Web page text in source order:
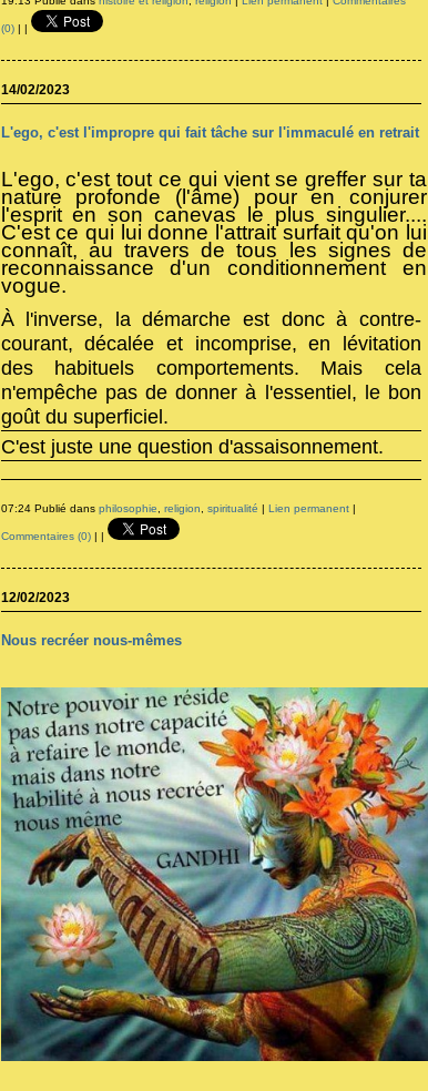
(0)| |
14/02/2023
L'ego, c'est l'impropre qui fait tâche sur l'immaculé en retrait
L'ego, c'est tout ce qui vient se greffer sur ta
nature profonde (l'âme) pour en conjurer
l'esprit en son canevas le plus singulier....
C'est ce qui lui donne l'attrait surfait qu'on lui
connaît, au travers de tous les signes de
reconnaissance d'un conditionnement en
vogue.
À l'inverse, la démarche est donc à contre-
courant, décalée et incomprise, en lévitation
des habituels comportements. Mais cela
n'empêche pas de donner à l'essentiel, le bon
goût du superficiel.
C'est juste une question d'assaisonnement.
07:24 Publié dans philosophie, religion, spiritualité | Lien permanent|
Commentaires (0)| |
12/02/2023
Nous recréer nous-mêmes